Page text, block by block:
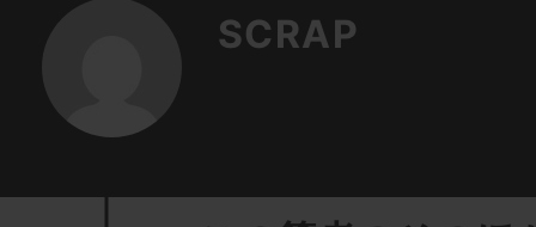
SCRAP